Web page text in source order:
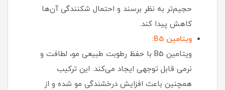
حجیم‌تر به نظر برسند و احتمال شکنندگی آن‌ها
کاهش پیدا کند.
ویتامین B5:
ویتامین B5 با حفظ رطوبت طبیعی مو، لطافت و
نرمی قابل توجهی ایجاد می‌کند. این ترکیب
همچنین باعث افزایش درخشندگی مو شده و از